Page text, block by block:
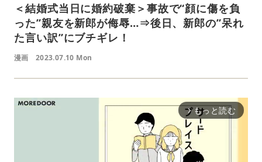
＜結婚式当日に婚約破棄＞事故で“顔に傷を負
った”親友を新郎が侮辱…⇒後日、新郎の”呆れ
た言い訳”にブチギレ！
漫画 2023.07.10 Mon
arrow_forward_ios もっと読む